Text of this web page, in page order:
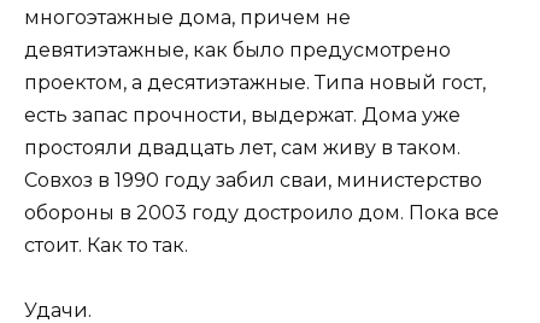
многоэтажные дома, причем не
девятиэтажные, как было предусмотрено
проектом, а десятиэтажные. Типа новый гост,
есть запас прочности, выдержат. Дома уже
простояли двадцать лет, сам живу в таком.
Совхоз в 1990 году забил сваи, министерство
обороны в 2003 году достроило дом. Пока все
стоит. Как то так.
Удачи.